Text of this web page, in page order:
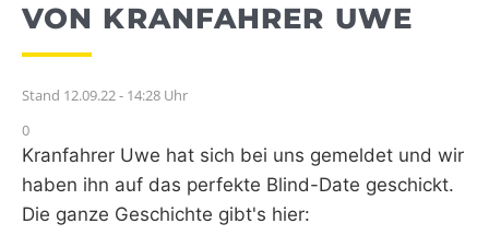
VON KRANFAHRER UWE
Stand 12.09.22 - 14:28 Uhr
0
Kranfahrer Uwe hat sich bei uns gemeldet und wir
haben ihn auf das perfekte Blind-Date geschickt.
Die ganze Geschichte gibt's hier: